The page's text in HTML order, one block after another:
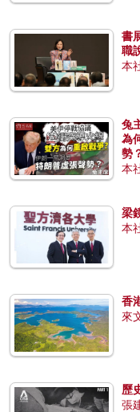
書
職
本
兔
為
勢
本
梁
本
香
來
歷
張